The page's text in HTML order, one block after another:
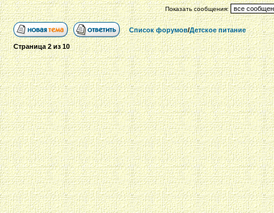
Показать сообщения:
Список форумов/Детское питание
Страница2из10